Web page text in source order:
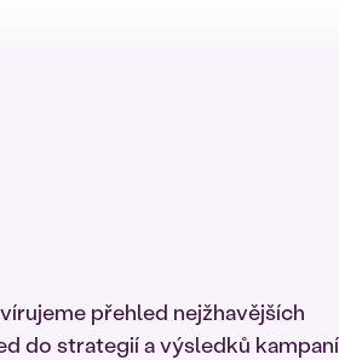
přehled nejžhavějších
do strategií a výsledků